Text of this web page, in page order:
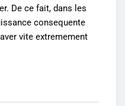
De ce fait, dans les
consequente
vite extremement